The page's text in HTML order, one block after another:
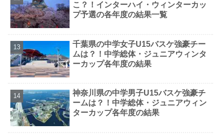
こ？！インターハイ・ウィンターカッ
プ予選の各年度の結果一覧
千葉県の中学女子U15バスケ強豪チー
ムは？！中学総体・ジュニアウィンタ
ーカップ各年度の結果
神奈川県の中学男子U15バスケ強豪チ
ームは？！中学総体・ジュニアウィン
ターカップ各年度の結果